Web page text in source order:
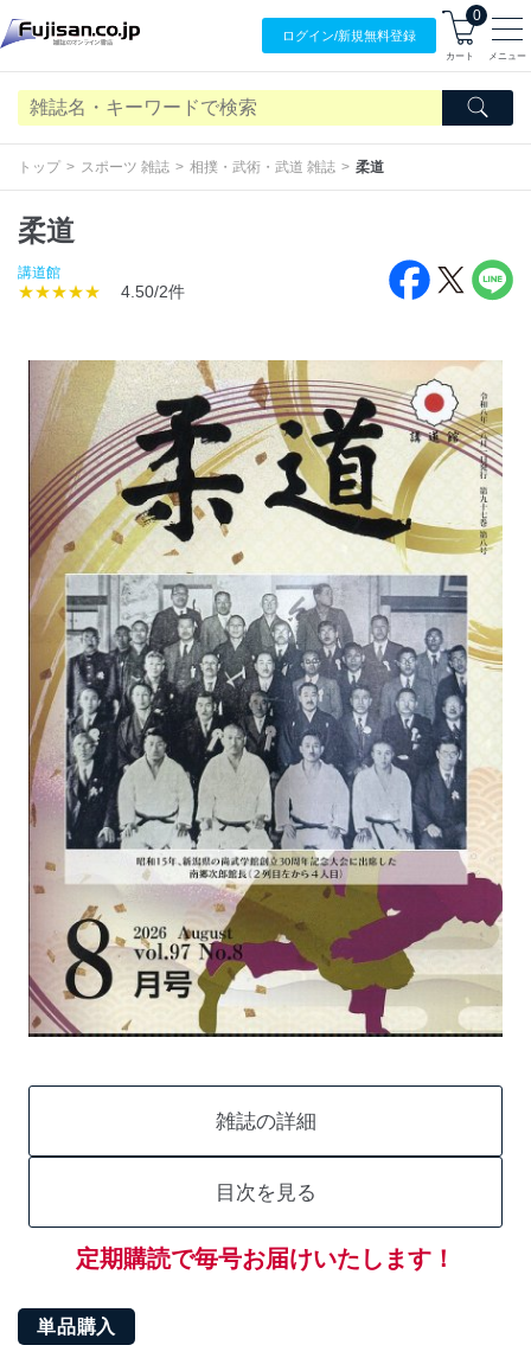
ログイン/新規無料登録
0
カート メニュー
トップ スポーツ 雑誌 相撲・武術・武道 雑誌 柔道
柔道
講道館
★★★★★ 4.50/2件
雑誌の詳細
目次を見る
定期購読で毎号お届けいたします！
単品購入